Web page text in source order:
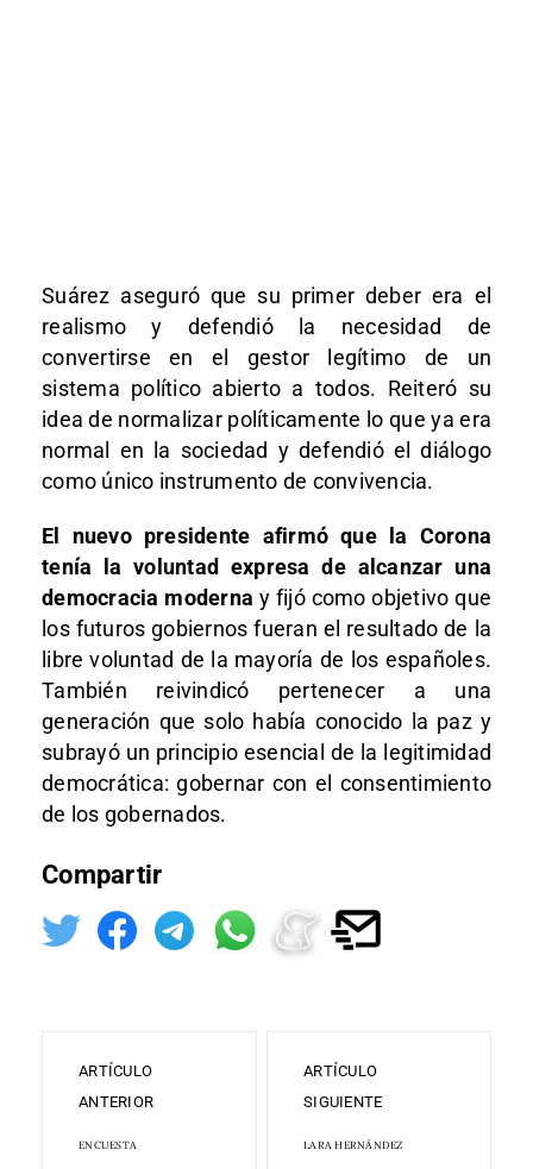
Suárez aseguró que su primer deber era el
realismo y defendió la necesidad de
convertirse en el gestor legítimo de un
sistema político abierto a todos. Reiteró su
idea de normalizar políticamente lo que ya era
normal en la sociedad y defendió el diálogo
como único instrumento de convivencia.
El nuevo presidente afirmó que la Corona
tenía la voluntad expresa de alcanzar una
democracia moderna y fijó como objetivo que
los futuros gobiernos fueran el resultado de la
libre voluntad de la mayoría de los españoles.
También reivindicó pertenecer a una
generación que solo había conocido la paz y
subrayó un principio esencial de la legitimidad
democrática: gobernar con el consentimiento
de los gobernados.
Compartir
ARTÍCULO
ANTERIOR
ENCUESTA
ARTÍCULO
SIGUIENTE
LARA HERNÁNDEZ